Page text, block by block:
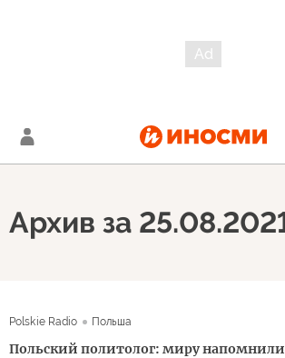
Архив за
Polskie Radio Польша
Польский политолог: миру напомнили